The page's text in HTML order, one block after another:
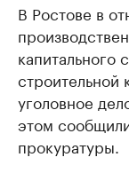
В Ростове в
капитального
строительной
уголовное
этом
прокуратуры.